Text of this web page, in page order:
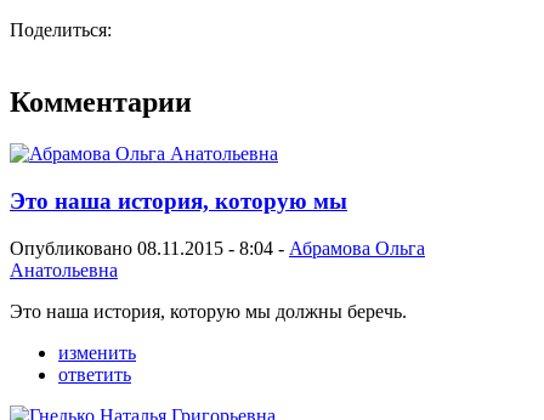
Поделиться:
Комментарии
Это наша история, которую мы
Опубликовано 08.11.2015 - 8:04 - Абрамова Ольга
Анатольевна
Это наша история, которую мы должны беречь.
изменить
ответить